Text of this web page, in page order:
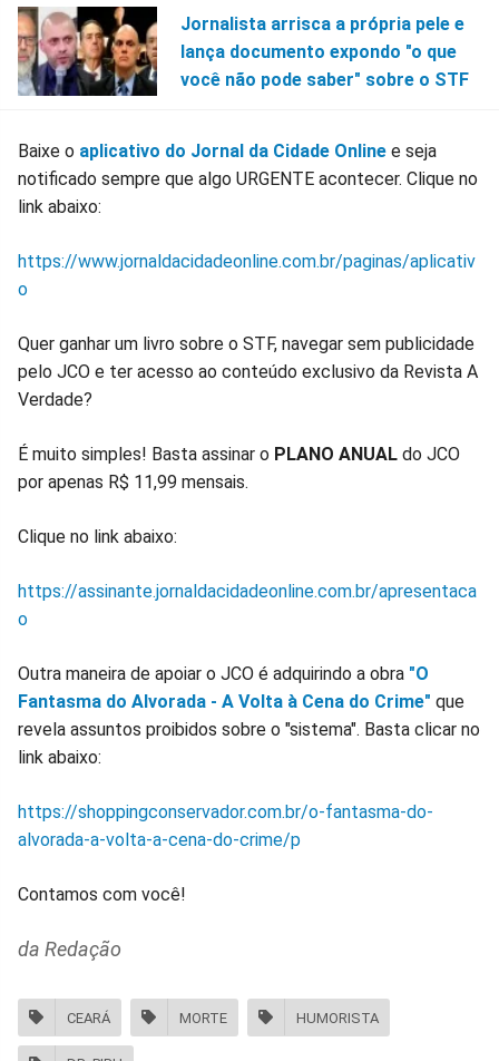
Jornalista arrisca a própria pele e
lança documento expondo "o que
você não pode saber" sobre o STF
Baixe o aplicativo do Jornal da Cidade Online e seja
notificado sempre que algo URGENTE acontecer. Clique no
link abaixo:
https://www.jornaldacidadeonline.com.br/paginas/aplicativ
o
Quer ganhar um livro sobre o STF, navegar sem publicidade
pelo JCO e ter acesso ao conteúdo exclusivo da Revista A
Verdade?
É muito simples! Basta assinar o PLANO ANUAL do JCO
por apenas R$ 11,99 mensais.
Clique no link abaixo:
https://assinante.jornaldacidadeonline.com.br/apresentaca
o
Outra maneira de apoiar o JCO é adquirindo a obra "O
Fantasma do Alvorada - A Volta à Cena do Crime" que
revela assuntos proibidos sobre o "sistema". Basta clicar no
link abaixo:
https://shoppingconservador.com.br/o-fantasma-do-
alvorada-a-volta-a-cena-do-crime/p
Contamos com você!
da Redação
CEARÁ MORTE HUMORISTA